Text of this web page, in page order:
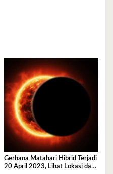
Gerhana Matahari Hibrid Terjadi
20 April 2023, Lihat Lokasi dan